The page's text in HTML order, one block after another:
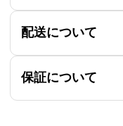
配送について
保証について